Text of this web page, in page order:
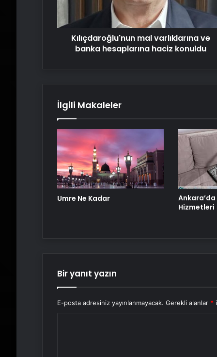
Kılıçdaroğlu'nun mal varlıklarına ve
banka hesaplarına haciz konuldu
İlgili Makaleler
Umre Ne Kadar
Hizmetleri
Bir yanıt yazın
E-posta adresiniz yayınlanmayacak. Gerekli alanlar *